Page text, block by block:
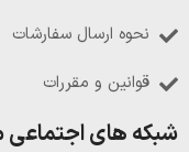
نحوه ارسال سفارشات
قوانین و مقررات
شبکه های اجتماعی